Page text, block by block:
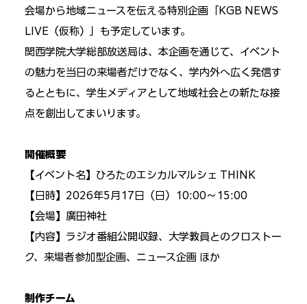
会場から地域ニュースを伝える特別企画「KGB NEWS
LIVE（仮称）」も予定しています。
関西学院大学総部放送局は、本企画を通じて、イベント
の魅力を当日の来場者だけでなく、学内外へ広く発信す
るとともに、学生メディアとして地域社会との新たな接
点を創出してまいります。
開催概要
【イベント名】ひろたのエシカルマルシェ THINK
【日時】2026年5月17日（日）10:00～15:00
【会場】廣田神社
【内容】ラジオ番組公開収録、大学教員とのクロストー
ク、来場者参加型企画、ニュース企画 ほか
制作チーム